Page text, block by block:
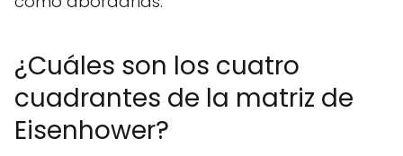
¿Cuáles son los cuatro
cuadrantes de la matriz de
Eisenhower?